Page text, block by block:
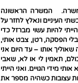
משרה. המשרה הראשונה
העיניים ונאלץ לחזר על
להיות עשוי מברזל כדי
הפסקה, רטן, צבט אותי,
אותו – עד היום אני
תאמין לי או לא, שאבי
מידי הגויים. ואני הייתי
עצובות כשהיה מספר את